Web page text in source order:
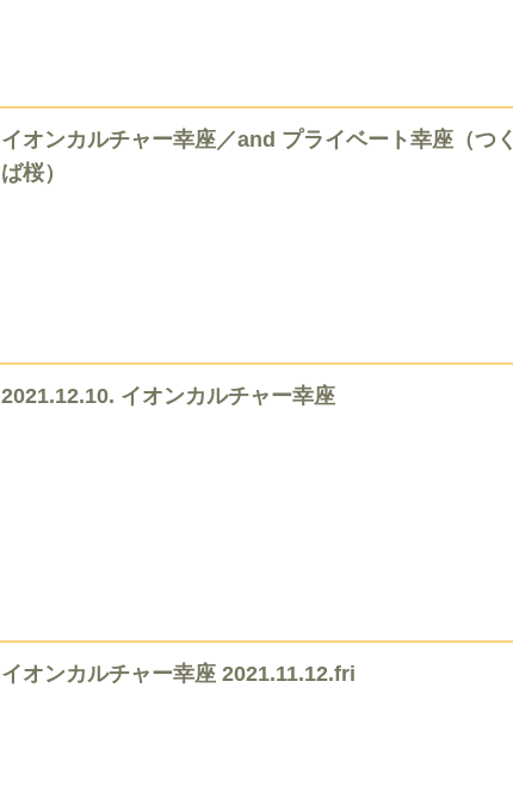
イオンカルチャー幸座／and プライベート幸座（つく
ば桜）
2021.12.10. イオンカルチャー幸座
イオンカルチャー幸座 2021.11.12.fri